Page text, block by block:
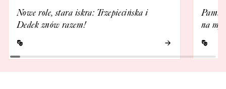
Nowe role, stara iskra: Trzepiecińska i
Dedek znów razem!
na